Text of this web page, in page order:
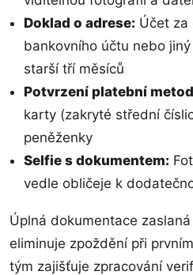
Doklad o adrese: Účet za
bankovního účtu nebo
starší tří měsíců
Potvrzení platební
karty (zakryté střední
peněženky
Selfie s dokumentem:
vedle obličeje k
Úplná dokumentace
eliminuje zpoždění při
tým zajišťuje zpracování